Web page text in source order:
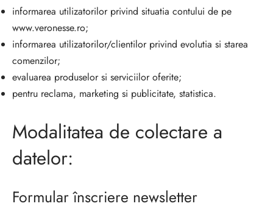
informarea utilizatorilor privind situatia contului de pe
www.veronesse.ro;
informarea utilizatorilor/clientilor privind evolutia si starea
comenzilor;
evaluarea produselor si serviciilor oferite;
pentru reclama, marketing si publicitate, statistica.
Modalitatea de colectare a
datelor:
Formular înscriere newsletter